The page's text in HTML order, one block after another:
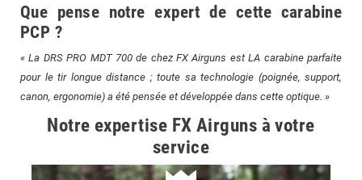
Que pense notre expert de cette carabine
PCP ?
« La DRS PRO MDT 700 de chez FX Airguns est LA carabine parfaite
pour le tir longue distance ; toute sa technologie (poignée, support,
canon, ergonomie) a été pensée et développée dans cette optique. »
Notre expertise FX Airguns à votre
service